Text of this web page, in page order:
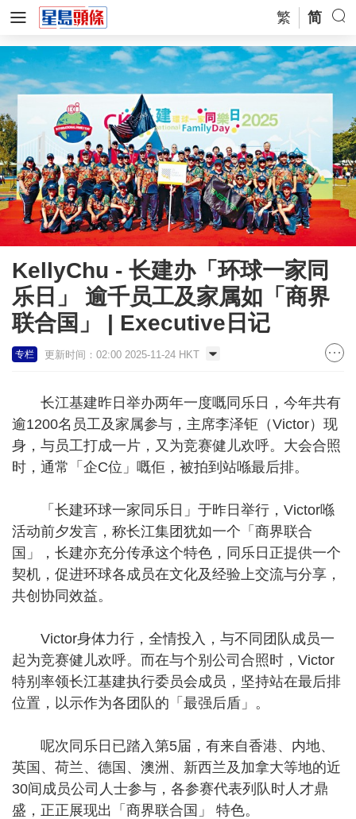
繁 简
KellyChu - 长建办「环球一家同
乐日」 逾千员工及家属如「商界
联合国」 | Executive日记
专栏 更新时间：02:00 2025-11-24 HKT
长江基建昨日举办两年一度嘅同乐日，今年共有
逾1200名员工及家属参与，主席李泽钜（Victor）现
身，与员工打成一片，又为竞赛健儿欢呼。大会合照
时，通常「企C位」嘅佢，被拍到站喺最后排。
「长建环球一家同乐日」于昨日举行，Victor喺
活动前夕发言，称长江集团犹如一个「商界联合
国」，长建亦充分传承这个特色，同乐日正提供一个
契机，促进环球各成员在文化及经验上交流与分享，
共创协同效益。
Victor身体力行，全情投入，与不同团队成员一
起为竞赛健儿欢呼。而在与个别公司合照时，Victor
特别率领长江基建执行委员会成员，坚持站在最后排
位置，以示作为各团队的「最强后盾」。
呢次同乐日已踏入第5届，有来自香港、内地、
英国、荷兰、德国、澳洲、新西兰及加拿大等地的近
30间成员公司人士参与，各参赛代表列队时人才鼎
盛，正正展现出「商界联合国」 特色。